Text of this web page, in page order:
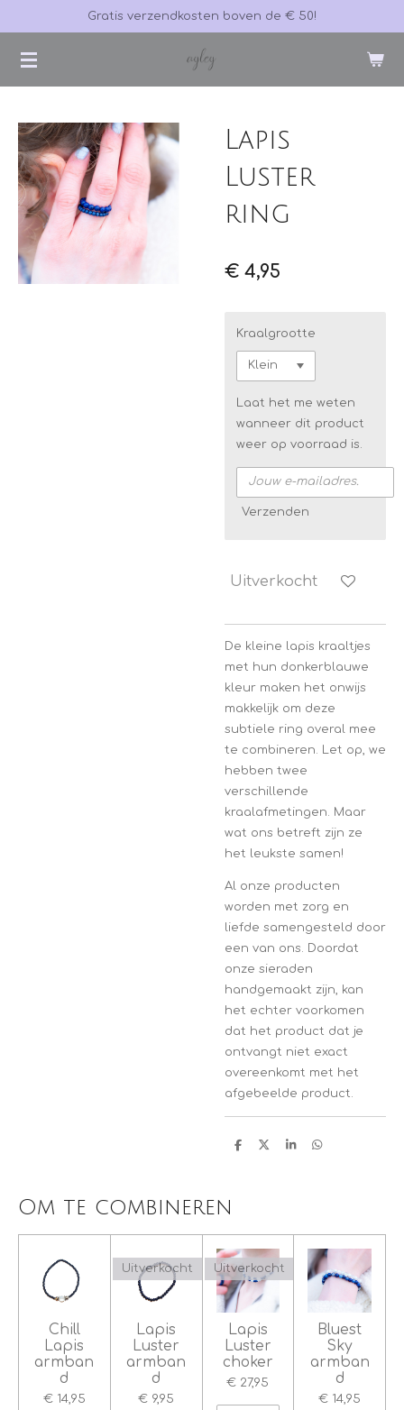
naar
Gratis verzendkosten boven de € 50!
Lapis
Luster
ring
€ 4,95
Kraalgrootte
Laat het me weten
wanneer dit product
weer op voorraad is.
Verzenden
Uitverkocht
De kleine lapis kraaltjes
met hun donkerblauwe
kleur maken het onwijs
makkelijk om deze
subtiele ring overal mee
te combineren. Let op, we
hebben twee
verschillende
kraalafmetingen. Maar
wat ons betreft zijn ze
het leukste samen!
Al onze producten
worden met zorg en
liefde samengesteld door
een van ons. Doordat
onze sieraden
handgemaakt zijn, kan
het echter voorkomen
dat het product dat je
ontvangt niet exact
overeenkomt met het
afgebeelde product.
D
D
S
D
Om te combineren
Chill
Lapis
armban
d
€ 14,95
Uitverkocht
Lapis
Luster
armban
d
€ 9,95
Uitverkocht
Lapis
Luster
choker
€ 27,95
Bluest
Sky
armban
d
€ 14,95